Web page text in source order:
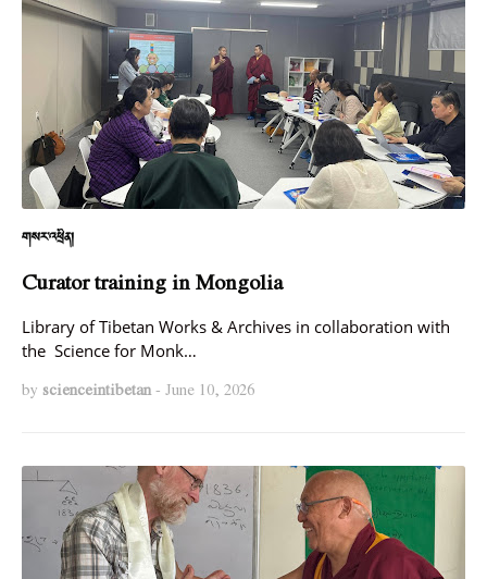
གསར་འཕྲིན།
Curator training in Mongolia
Library of Tibetan Works & Archives in collaboration with
the Science for Monk…
by scienceintibetan- June 10, 2026